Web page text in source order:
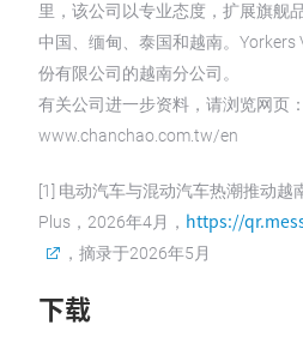
里，该公司以专业态度，扩展旗舰
中国、缅甸、泰国和越南。
份有限公司的越南分公司。
有关公司进一步资料，请浏览网页：
www.chanchao.com.tw/en
[1] 电动汽车与混动汽车热潮推动
Plus，2026年4月， https://
，摘录于2026年5月
下载